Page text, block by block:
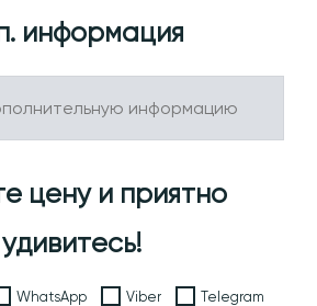
информация
цену и приятно
удивитесь!
WhatsApp Viber Telegram